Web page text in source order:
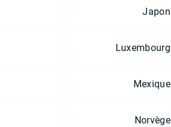
Japon
Luxembourg
Mexique
Norvège